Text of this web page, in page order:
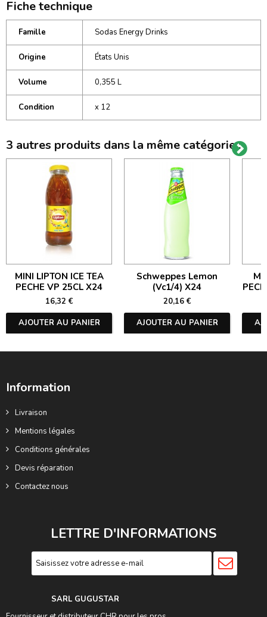
Fiche technique
Famille Sodas Energy Drinks
Origine États Unis
Volume 0,355 L
Condition x 12
3 autres produits dans la même catégorie :
MINI LIPTON ICE TEA
PECHE VP 25CL X24
16,32 €
AJOUTER AU PANIER
Schweppes Lemon
(Vc1/4) X24
20,16 €
AJOUTER AU PANIER
Information
Livraison
Mentions légales
Conditions générales
Devis réparation
Contactez nous
LETTRE D'INFORMATIONS
SARL GUGUSTAR